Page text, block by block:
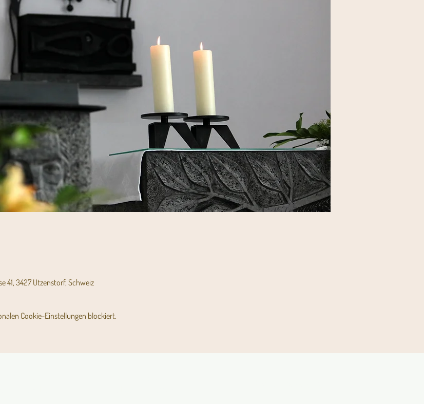
41, 3427 Utzenstorf, Schweiz
Cookie-Einstellungen blockiert.